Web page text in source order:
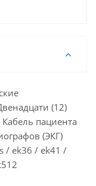
(12)
пациента
(ЭКГ)
/ ek36 / ek41 /